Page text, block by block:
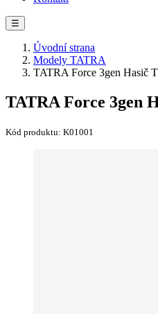
☰
Úvodní strana
Modely TATRA
TATRA Force 3gen Hasič
TATRA Force 3gen
Kód produktu: K01001